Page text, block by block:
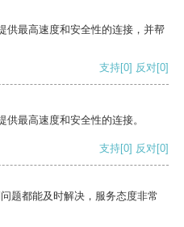
供最高速度和安全性的连接，并帮
支持[0] 反对[0]
最高速度和安全性的连接。
支持[0] 反对[0]
题都能及时解决，服务态度非常